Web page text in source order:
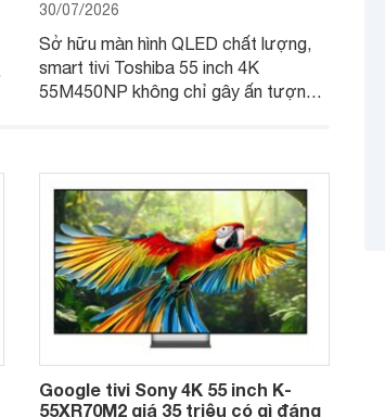
30/07/2026
Sở hữu màn hình QLED chất lượng,
smart tivi Toshiba 55 inch 4K
55M450NP không chỉ gây ấn tượng
nhiều đại lý giảm giá đáng kể.
Google tivi Sony 4K 55 inch K-
55XR70M2 giá 35 triệu có gì đáng